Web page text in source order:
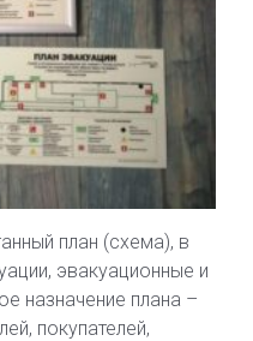
план (схема), в
эвакуационные и
назначение плана –
покупателей,